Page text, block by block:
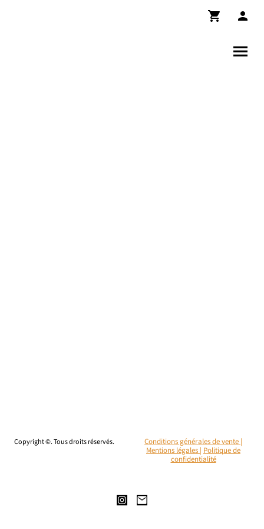
Copyright ©. Tous droits réservés.
Conditions générales de vente |
Mentions légales | Politique de
confidentialité